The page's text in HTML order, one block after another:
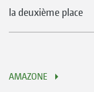
la deuxième place
AMAZONE